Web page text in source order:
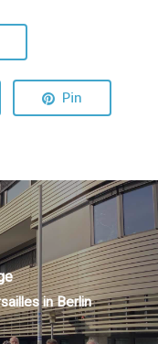
Pin
in Berlin